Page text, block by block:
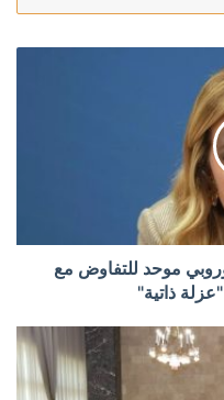
موحد للتفاوض مع
ذاتية"